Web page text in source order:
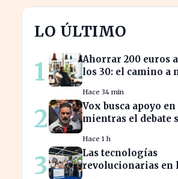
LO ÚLTIMO
1
Ahorrar 200 euros
los 30: el camino a
Hace 34 min
2
Vox busca apoyo en
mientras el debate
intensifica
Hace 1 h
3
Las tecnologías
revolucionarias en